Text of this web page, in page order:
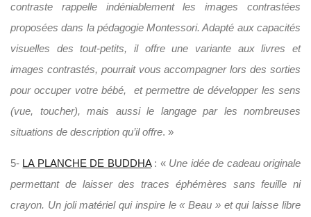
contraste rappelle indéniablement les images contrastées
proposées dans la pédagogie Montessori. Adapté aux capacités
visuelles des tout-petits, il offre une variante aux livres et
images contrastés, pourrait vous accompagner lors des sorties
pour occuper votre bébé, et permettre de développer les sens
(vue, toucher), mais aussi le langage par les nombreuses
situations de description qu’il offre. »
5- LA PLANCHE DE BUDDHA: « Une idée de cadeau originale
permettant de laisser des traces éphémères sans feuille ni
crayon. Un joli matériel qui inspire le « Beau » et qui laisse libre